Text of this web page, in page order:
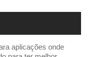
aplicações onde